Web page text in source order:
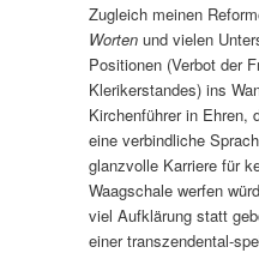
Zugleich meinen
Worten und vielen
Positionen (Verbot der
Klerikerstandes) ins
Kirchenführer in Ehren,
eine verbindliche
glanzvolle Karriere für
Waagschale werfen
viel Aufklärung statt
einer transzendental-